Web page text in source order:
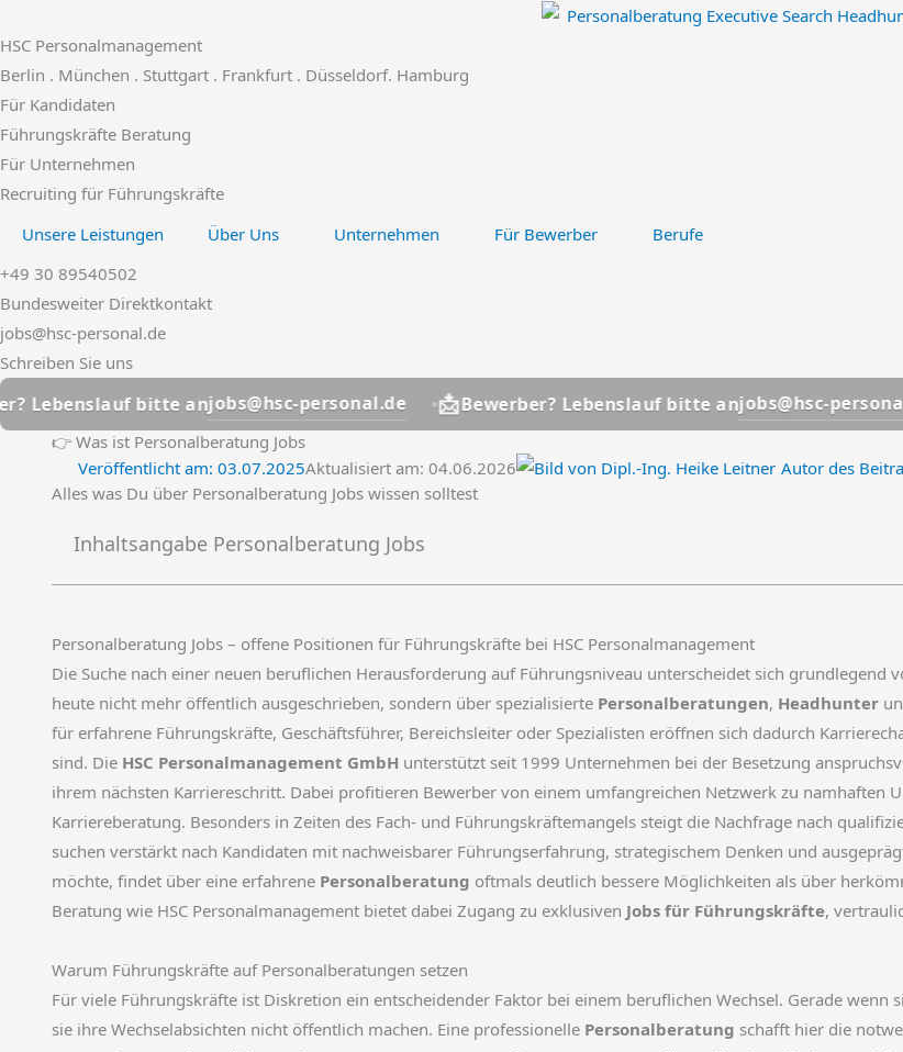
Inhalt
springen
HSC Personalmanagement
Berlin . München . Stuttgart . Frankfurt . Düsseldorf. Hamburg
Für Kandidaten
Führungskräfte Beratung
Für Unternehmen
Recruiting für Führungskräfte
Unsere Leistungen
Über Uns Unternehmen Für Bewerber
Berufe
+49 30 89540502
Bundesweiter Direktkontakt
jobs@hsc-personal.de
Schreiben Sie uns
bitte anjobs@hsc-personal.de 📩Bewerber? Lebenslauf bitte anjobs@hsc-personal.de
👉 Was ist Personalberatung Jobs
Veröffentlicht am: 03.07.2025Aktualisiert am: 04.06.2026 Autor des
Alles was Du über Personalberatung Jobs wissen solltest
Inhaltsangabe Personalberatung Jobs
Personalberatung Jobs – offene Positionen für Führungskräfte bei HSC Personalmanagement
Die Suche nach einer neuen beruflichen Herausforderung auf Führungsniveau unterscheidet sich grundlegend
heute nicht mehr öffentlich ausgeschrieben, sondern über spezialisierte Personalberatungen, Headhunter
für erfahrene Führungskräfte, Geschäftsführer, Bereichsleiter oder Spezialisten eröffnen sich dadurch
sind. Die HSC Personalmanagement GmbH unterstützt seit 1999 Unternehmen bei der Besetzung
ihrem nächsten Karriereschritt. Dabei profitieren Bewerber von einem umfangreichen Netzwerk zu namhaften
Karriereberatung. Besonders in Zeiten des Fach- und Führungskräftemangels steigt die Nachfrage nach
suchen verstärkt nach Kandidaten mit nachweisbarer Führungserfahrung, strategischem Denken und
möchte, findet über eine erfahrene Personalberatung oftmals deutlich bessere Möglichkeiten als über
Beratung wie HSC Personalmanagement bietet dabei Zugang zu exklusiven Jobs für Führungskräfte,
Warum Führungskräfte auf Personalberatungen setzen
Für viele Führungskräfte ist Diskretion ein entscheidender Faktor bei einem beruflichen Wechsel. Gerade
sie ihre Wechselabsichten nicht öffentlich machen. Eine professionelle Personalberatung schafft hier die